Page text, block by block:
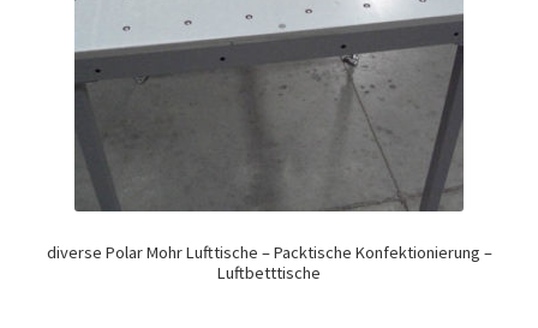
diverse Polar Mohr Lufttische – Packtische Konfektionierung –
Luftbetttische